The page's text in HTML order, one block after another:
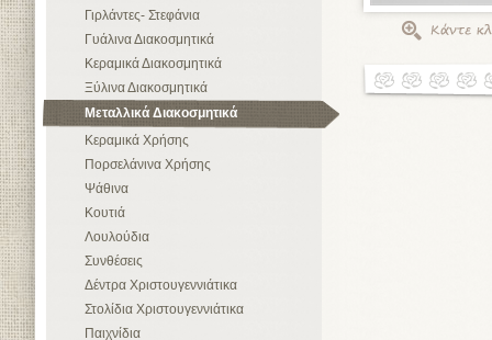
Γιρλάντες- Στεφάνια
Γυάλινα Διακοσμητικά
Κεραμικά Διακοσμητικά
Ξύλινα Διακοσμητικά
Μεταλλικά Διακοσμητικά
Κεραμικά Χρήσης
Πορσελάνινα Χρήσης
Ψάθινα
Κουτιά
Λουλούδια
Συνθέσεις
Δέντρα Χριστουγεννιάτικα
Στολίδια Χριστουγεννιάτικα
Παιχνίδια